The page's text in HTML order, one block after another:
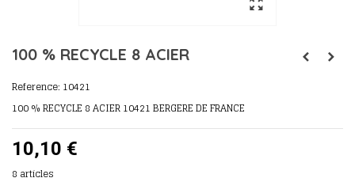
100 % RECYCLE 8 ACIER
Reference: 10421
100 % RECYCLE 8 ACIER 10421 BERGERE DE FRANCE
10,10 €
8 articles